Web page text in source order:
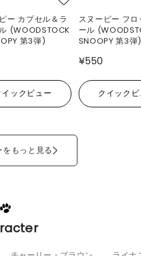
ー カプセル＆ラ
(WOODSTOCK
第3弾)
イックビュー
スヌーピー フ
ール
SNOOPY 第3弾)
¥550
クイック
もっと見る